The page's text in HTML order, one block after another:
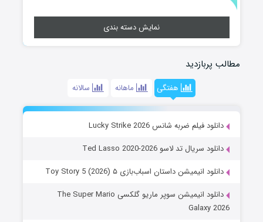
نمایش دسته بندی
مطالب پربازدید
هفتگی ماهانه سالانه
دانلود فیلم ضربه شانس Lucky Strike 2026
دانلود سریال تد لاسو Ted Lasso 2020-2026
دانلود انیمیشن داستان اسباب‌بازی ۵ Toy Story 5 (2026)
دانلود انیمیشن سوپر ماریو گلکسی The Super Mario
Galaxy 2026